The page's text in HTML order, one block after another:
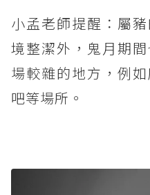
小孟老師提醒：屬
境整潔外，鬼月期
場較雜的地方，例
吧等場所。